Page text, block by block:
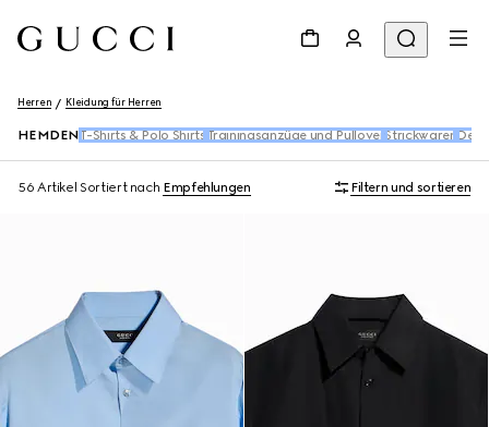
Herren Kleidung für Herren
HEMDEN T-Shirts & Polo Shirts Trainingsanzüge und Pullover Strickwaren
56 Artikel Sortiert nach Empfehlungen Filtern und sortieren